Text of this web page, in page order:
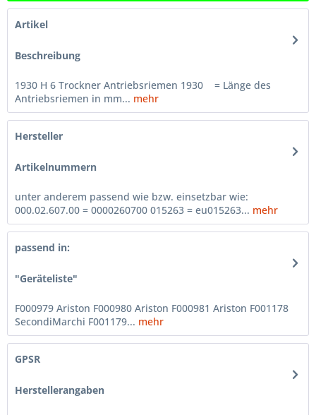
Artikel
Beschreibung
1930 H 6 Trockner Antriebsriemen 1930 = Länge des
Antriebsriemen in mm... mehr
Hersteller
Artikelnummern
unter anderem passend wie bzw. einsetzbar wie:
000.02.607.00 = 0000260700 015263 = eu015263... mehr
passend in:
"Geräteliste"
F000979 Ariston F000980 Ariston F000981 Ariston F001178
SecondiMarchi F001179... mehr
GPSR
Herstellerangaben